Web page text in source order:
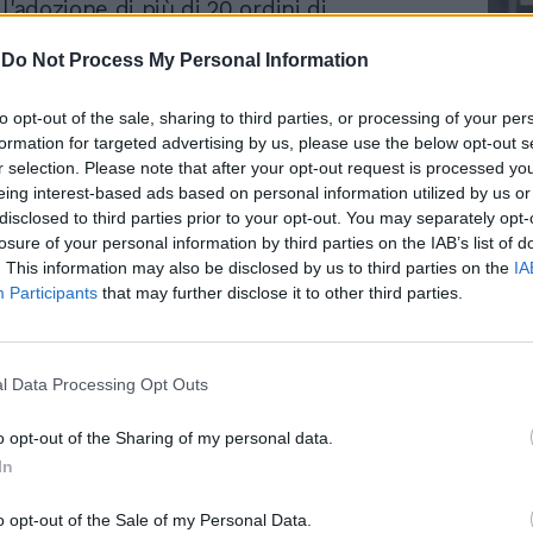
Do Not Process My Personal Information
opt-out of the sale, sharing to third parties, or processing of your
for targeted advertising by us, please use the below opt-out
selection. Please note that after your opt-out request is processed
interest-based ads based on personal information utilized by us
to third parties prior to your opt-out. You may separately
of your personal information by third parties on the IAB’s list of
This information may also be disclosed by us to third parties on the
Participants that may further disclose it to other third parties.
Data Processing Opt Outs
opt-out of the Sharing of my personal data.
opt-out of the Sale of my Personal Data.
di più di 20 ordini di
e impermeabili, borse, portafogli,
di abbigliamento contraffatti. Sottoposti
anche decine di chili di alimenti e
senza autorizzazione, in violazione
igienico-sanitarie e a rischio per la
stradale, con posti di controllo attivi
ore notturne. Particolare attenzione è
al contrasto dei comportamenti di guida
cui eccesso di velocità e guida sotto
o sostanze stupefacenti. Nelle ultime
state ritirate circa dieci patenti. I
proseguiranno anche nelle
Rudy Giuliani a Come States?
Trump, Meloni e la strategia
americana